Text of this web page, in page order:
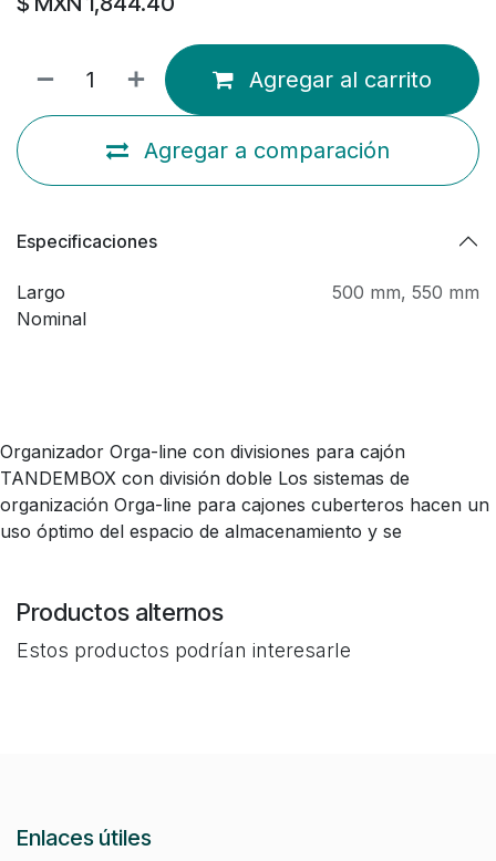
Agregar al carrito
Agregar a comparación
Especificaciones
Largo
Nominal
500 mm, 550 mm
Organizador Orga-line con divisiones para cajón
TANDEMBOX con división doble Los sistemas de
organización Orga-line para cajones cuberteros hacen un
uso óptimo del espacio de almacenamiento y se
Productos alternos
Estos productos podrían interesarle
Enlaces útiles